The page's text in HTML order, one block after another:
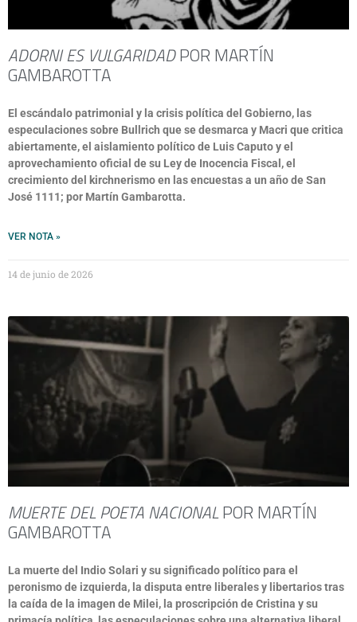
ADORNI ES VULGARIDADPOR MARTÍN
GAMBAROTTA
El escándalo patrimonial y la crisis política del Gobierno, las
especulaciones sobre Bullrich que se desmarca y Macri que critica
abiertamente, el aislamiento político de Luis Caputo y el
aprovechamiento oficial de su Ley de Inocencia Fiscal, el
crecimiento del kirchnerismo en las encuestas a un año de San
José 1111; por Martín Gambarotta.
VER NOTA »
14 de junio de 2026
MUERTE DEL POETA NACIONALPOR MARTÍN
GAMBAROTTA
La muerte del Indio Solari y su significado político para el
peronismo de izquierda, la disputa entre liberales y libertarios tras
la caída de la imagen de Milei, la proscripción de Cristina y su